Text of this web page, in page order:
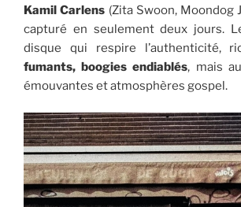
Kamil Carlens (Zita Swoon, Moondog
capturé en seulement deux jours.
disque qui respire l’authenticité,
fumants, boogies endiablés, mais
émouvantes et atmosphères gospel.